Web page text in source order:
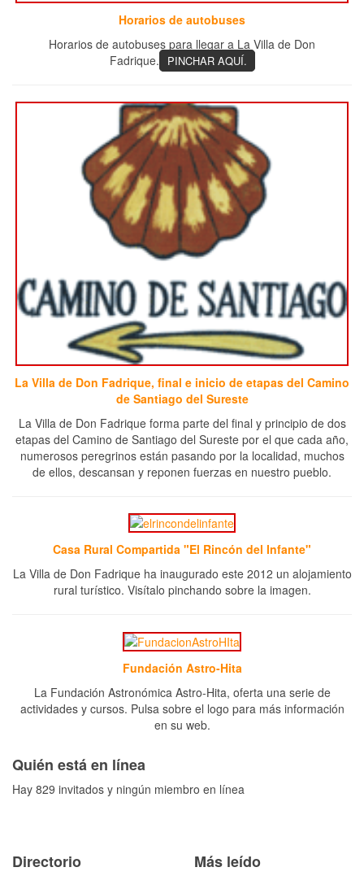
Horarios de autobuses
Horarios de autobuses para llegar a La Villa de Don
Fadrique.
PINCHAR AQUÍ.
La Villa de Don Fadrique, final e inicio de etapas del Camino
de Santiago del Sureste
La Villa de Don Fadrique forma parte del final y principio de dos
etapas del Camino de Santiago del Sureste por el que cada año,
numerosos peregrinos están pasando por la localidad, muchos
de ellos, descansan y reponen fuerzas en nuestro pueblo.
Casa Rural Compartida "El Rincón del Infante"
La Villa de Don Fadrique ha inaugurado este 2012 un alojamiento
rural turístico. Visítalo pinchando sobre la imagen.
Fundación Astro-Hita
La Fundación Astronómica Astro-Hita, oferta una serie de
actividades y cursos. Pulsa sobre el logo para más información
en su web.
Quién está en línea
Hay 829 invitados y ningún miembro en línea
Directorio Más leído